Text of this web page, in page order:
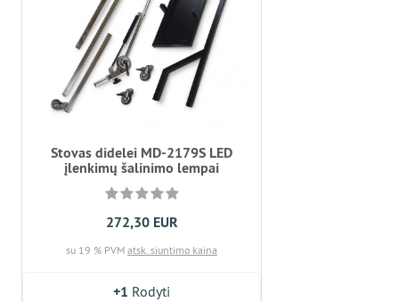
Stovas didelei MD-2179S LED
įlenkimų šalinimo lempai
272,30 EUR
su 19 % PVM atsk. siuntimo kaina
+1 Rodyti